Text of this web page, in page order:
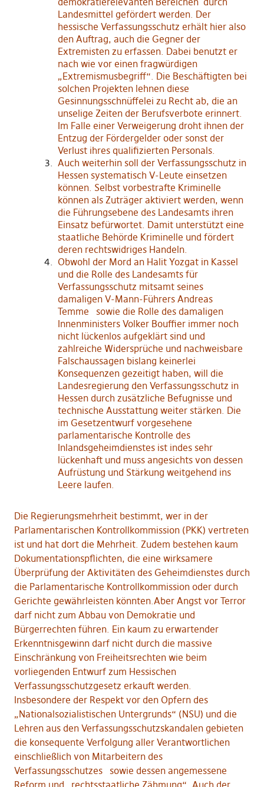
Landesmittel gefördert werden. Der
hessische Verfassungsschutz erhält hier also
den Auftrag, auch die Gegner der
Extremisten zu erfassen. Dabei benutzt er
nach wie vor einen fragwürdigen
„Extremismusbegriff“. Die Beschäftigten bei
solchen Projekten lehnen diese
Gesinnungsschnüffelei zu Recht ab, die an
unselige Zeiten der Berufsverbote erinnert.
Im Falle einer Verweigerung droht ihnen der
Entzug der Fördergelder oder sonst der
Verlust ihres qualifizierten Personals.
Auch weiterhin soll der Verfassungsschutz in
Hessen systematisch V-Leute einsetzen
können. Selbst vorbestrafte Kriminelle
können als Zuträger aktiviert werden, wenn
die Führungsebene des Landesamts ihren
Einsatz befürwortet. Damit unterstützt eine
staatliche Behörde Kriminelle und fördert
deren rechtswidriges Handeln.
Obwohl der Mord an Halit Yozgat in Kassel
und die Rolle des Landesamts für
Verfassungsschutz mitsamt seines
damaligen V-Mann-Führers Andreas
Temme sowie die Rolle des damaligen
Innenministers Volker Bouffier immer noch
nicht lückenlos aufgeklärt sind und
zahlreiche Widersprüche und nachweisbare
Falschaussagen bislang keinerlei
Konsequenzen gezeitigt haben, will die
Landesregierung den Verfassungsschutz in
Hessen durch zusätzliche Befugnisse und
technische Ausstattung weiter stärken. Die
im Gesetzentwurf vorgesehene
parlamentarische Kontrolle des
Inlandsgeheimdienstes ist indes sehr
lückenhaft und muss angesichts von dessen
Aufrüstung und Stärkung weitgehend ins
Leere laufen.
Die Regierungsmehrheit bestimmt, wer in der
Parlamentarischen Kontrollkommission (PKK) vertreten
ist und hat dort die Mehrheit. Zudem bestehen kaum
Dokumentationspflichten, die eine wirksamere
Überprüfung der Aktivitäten des Geheimdienstes durch
die Parlamentarische Kontrollkommission oder durch
Gerichte gewährleisten könnten.Aber Angst vor Terror
darf nicht zum Abbau von Demokratie und
Bürgerrechten führen. Ein kaum zu erwartender
Erkenntnisgewinn darf nicht durch die massive
Einschränkung von Freiheitsrechten wie beim
vorliegenden Entwurf zum Hessischen
Verfassungsschutzgesetz erkauft werden.
Insbesondere der Respekt vor den Opfern des
„Nationalsozialistischen Untergrunds“ (NSU) und die
Lehren aus den Verfassungsschutzskandalen gebieten
die konsequente Verfolgung aller Verantwortlichen
einschließlich von Mitarbeitern des
Verfassungsschutzes sowie dessen angemessene